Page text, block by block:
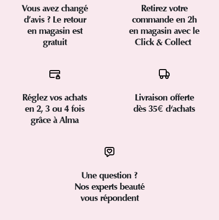
Vous avez changé
d’avis ? Le retour
en magasin est
gratuit
Retirez votre
commande en 2h
en magasin avec le
Click & Collect
Réglez vos achats
en 2, 3 ou 4 fois
grâce à Alma
Livraison offerte
dès 35€ d'achats
Une question ?
Nos experts beauté
vous répondent